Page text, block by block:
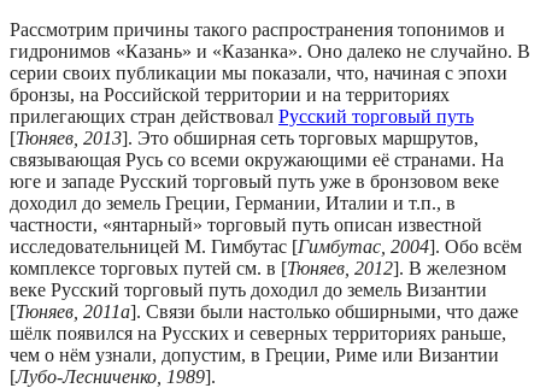
Рассмотрим причины такого распространения топонимов и
гидронимов «Казань» и «Казанка». Оно далеко не случайно. В
серии своих публикации мы показали, что, начиная с эпохи
бронзы, на Российской территории и на территориях
прилегающих стран действовал Русский торговый путь
[Тюняев, 2013]. Это обширная сеть торговых маршрутов,
связывающая Русь со всеми окружающими её странами. На
юге и западе Русский торговый путь уже в бронзовом веке
доходил до земель Греции, Германии, Италии и т.п., в
частности, «янтарный» торговый путь описан известной
исследовательницей М. Гимбутас [Гимбутас, 2004]. Обо всём
комплексе торговых путей см. в [Тюняев, 2012]. В железном
веке Русский торговый путь доходил до земель Византии
[Тюняев, 2011a]. Связи были настолько обширными, что даже
шёлк появился на Русских и северных территориях раньше,
чем о нём узнали, допустим, в Греции, Риме или Византии
[Лубо-Лесниченко, 1989].